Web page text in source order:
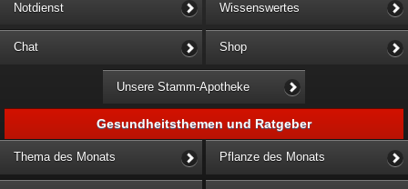
Notdienst Wissenswertes
Chat Shop
Unsere Stamm-Apotheke
Gesundheitsthemen und Ratgeber
Thema des Monats Pflanze des Monats